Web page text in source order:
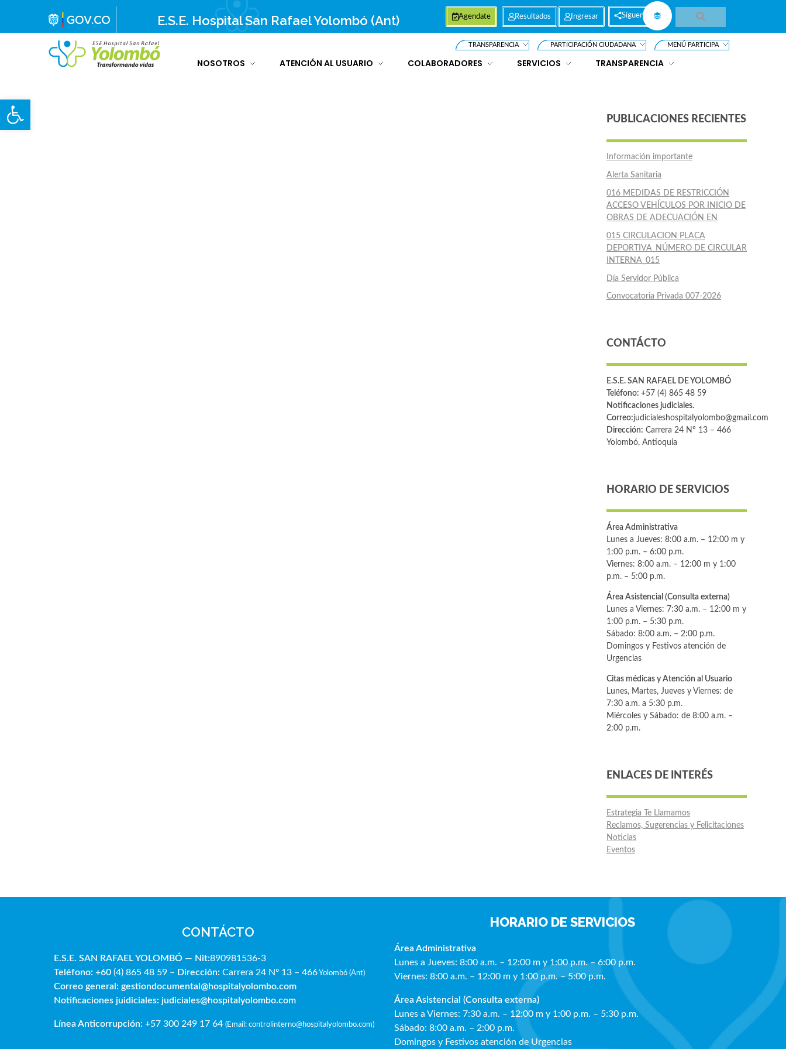
Abrir barra de herramientas
E.S.E. Hospital San Rafael Yolombó (Ant) Agendate Resultados Ingresar Síguenos
TRANSPARENCIA PARTICIPACIÓN CIUDADANA MENÚ PARTICIPA
NOSOTROS ATENCIÓN AL USUARIO COLABORADORES SERVICIOS TRANSPARENCIA
PUBLICACIONES RECIENTES
Información importante
Alerta Sanitaria
016 MEDIDAS DE RESTRICCIÓN
ACCESO VEHÍCULOS POR INICIO DE
OBRAS DE ADECUACIÓN EN
015 CIRCULACION PLACA
DEPORTIVA_NÚMERO DE CIRCULAR
INTERNA_015
Día Servidor Pública
Convocatoria Privada 007-2026
CONTÁCTO
E.S.E. SAN RAFAEL DE YOLOMBÓ
Teléfono: +57 (4) 865 48 59
Notificaciones judiciales.
Correo:judicialeshospitalyolombo@gmail.com
Dirección: Carrera 24 Nº 13 – 466
Yolombó, Antioquia
HORARIO DE SERVICIOS
Área Administrativa
Lunes a Jueves: 8:00 a.m. – 12:00 m y
1:00 p.m. – 6:00 p.m.
Viernes: 8:00 a.m. – 12:00 m y 1:00
p.m. – 5:00 p.m.
Área Asistencial (Consulta externa)
Lunes a Viernes: 7:30 a.m. – 12:00 m y
1:00 p.m. – 5:30 p.m.
Sábado: 8:00 a.m. – 2:00 p.m.
Domingos y Festivos atención de
Urgencias
Citas médicas y Atención al Usuario
Lunes, Martes, Jueves y Viernes: de
7:30 a.m. a 5:30 p.m.
Miércoles y Sábado: de 8:00 a.m. –
2:00 p.m.
ENLACES DE INTERÉS
Estrategia Te Llamamos
Reclamos, Sugerencias y Felicitaciones
Noticias
Eventos
CONTÁCTO
E.S.E. SAN RAFAEL YOLOMBÓ — Nit:890981536-3
Teléfono: +60 (4) 865 48 59 – Dirección: Carrera 24 Nº 13 – 466Yolombó (Ant)
Correo general: gestiondocumental@hospitalyolombo.com
Notificaciones juidiciales: judiciales@hospitalyolombo.com
Línea Anticorrupción: +57 300 249 17 64 (Email: controlinterno@hospitalyolombo.com)
HORARIO DE SERVICIOS
Área Administrativa
Lunes a Jueves: 8:00 a.m. – 12:00 m y 1:00 p.m. – 6:00 p.m.
Viernes: 8:00 a.m. – 12:00 m y 1:00 p.m. – 5:00 p.m.
Área Asistencial (Consulta externa)
Lunes a Viernes: 7:30 a.m. – 12:00 m y 1:00 p.m. – 5:30 p.m.
Sábado: 8:00 a.m. – 2:00 p.m.
Domingos y Festivos atención de Urgencias